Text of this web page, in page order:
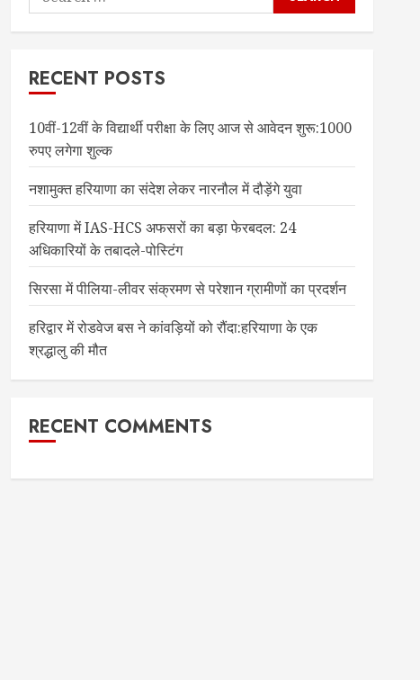
for:
RECENT POSTS
10वीं-12वीं के विद्यार्थी परीक्षा के लिए आज से आवेदन शुरू:1000
रुपए लगेगा शुल्क
नशामुक्त हरियाणा का संदेश लेकर नारनौल में दौड़ेंगे युवा
हरियाणा में IAS-HCS अफसरों का बड़ा फेरबदल: 24
अधिकारियों के तबादले-पोस्टिंग
सिरसा में पीलिया-लीवर संक्रमण से परेशान ग्रामीणों का प्रदर्शन
हरिद्वार में रोडवेज बस ने कांवड़ियों को रौंदा:हरियाणा के एक
श्रद्धालु की मौत
RECENT COMMENTS